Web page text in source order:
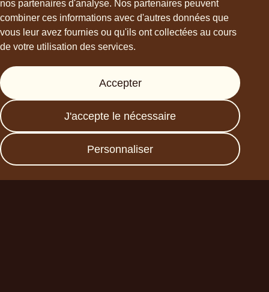
nos partenaires d'analyse. Nos partenaires peuvent
combiner ces informations avec d'autres données que
vous leur avez fournies ou qu'ils ont collectées au cours
de votre utilisation des services.
Accepter
J'accepte le nécessaire
Personnaliser
Presse
FAQs
Data protection
Imprint